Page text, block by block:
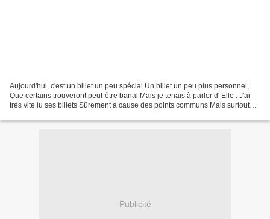
Aujourd'hui, c'est un billet un peu spécial Un billet un peu plus personnel,
Que certains trouveront peut-être banal Mais je tenais à parler d' Elle . J'ai
très vite lu ses billets Sûrement à cause des points communs Mais surtout
Publicité